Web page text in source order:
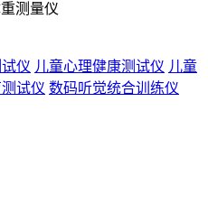
测量仪
仪 儿童心理健康测试仪 儿童
试仪 数码听觉统合训练仪